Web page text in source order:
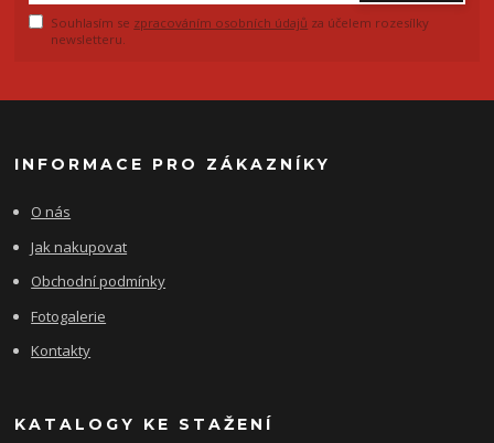
Souhlasím se zpracováním osobních údajů za účelem rozesílky
newsletteru.
INFORMACE PRO ZÁKAZNÍKY
O nás
Jak nakupovat
Obchodní podmínky
Fotogalerie
Kontakty
KATALOGY KE STAŽENÍ